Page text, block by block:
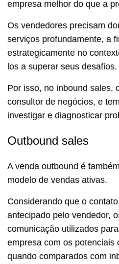
empresa melhor do que a
Os vendedores precisam
serviços profundamente, a
estrategicamente no
los a superar seus desafios.
Por isso, no inbound sales,
consultor de negócios, e
investigar e diagnosticar
Outbound sales
A venda outbound é
modelo de vendas ativas.
Considerando que o
antecipado pelo vendedor,
comunicação utilizados
empresa com os potenciais
quando comparados com